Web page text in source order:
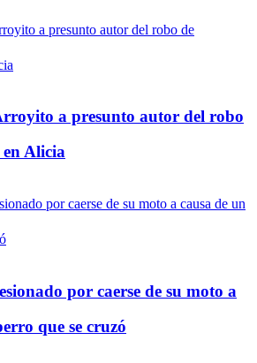
a presunto autor del robo
en Alicia
por caerse de su moto a
que se cruzó